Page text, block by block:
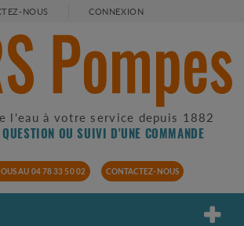
NOUS CONNEXION
l'eau à votre service depuis 1882
QUESTION OU SUIVI D'UNE COMMANDE
AU 04 78 33 50 02 CONTACTEZ-NOUS